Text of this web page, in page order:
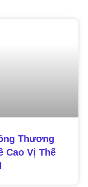
Thương
Cao Vị Thế